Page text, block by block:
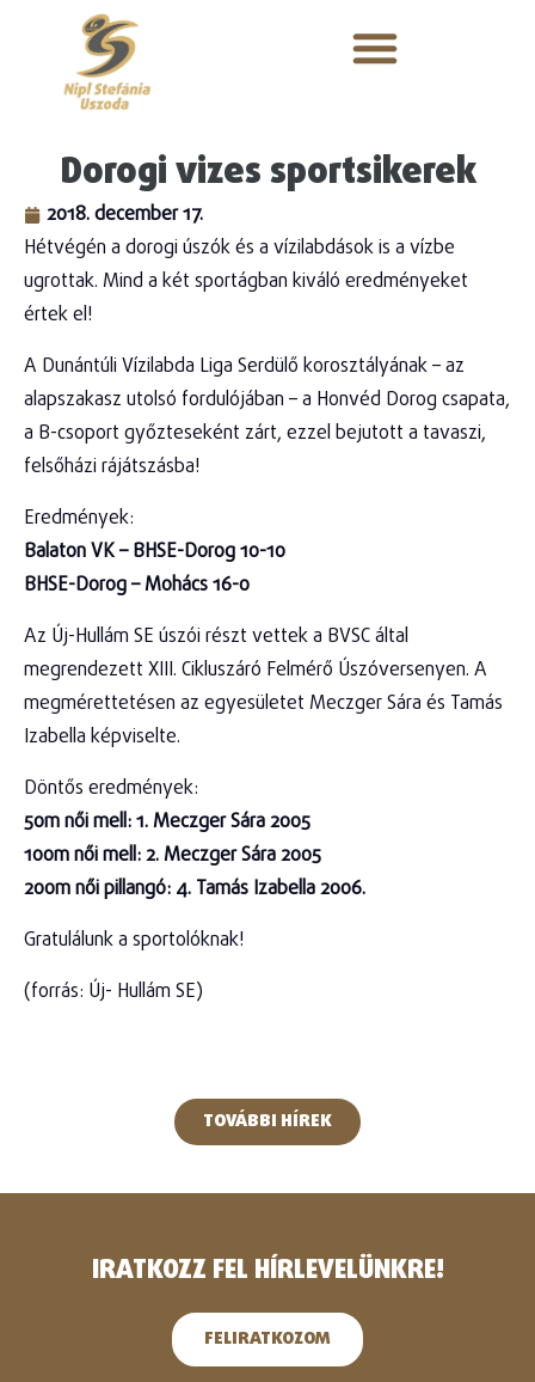
Dorogi vizes sportsikerek
2018. december 17.
Hétvégén a dorogi úszók és a vízilabdások is a vízbe
ugrottak. Mind a két sportágban kiváló eredményeket
értek el!
A Dunántúli Vízilabda Liga Serdülő korosztályának – az
alapszakasz utolsó fordulójában – a Honvéd Dorog csapata,
a B-csoport győzteseként zárt, ezzel bejutott a tavaszi,
felsőházi rájátszásba!
Eredmények:
Balaton VK – BHSE-Dorog 10-10
BHSE-Dorog – Mohács 16-0
Az Új-Hullám SE úszói részt vettek a BVSC által
megrendezett XIII. Cikluszáró Felmérő Úszóversenyen. A
megmérettetésen az egyesületet Meczger Sára és Tamás
Izabella képviselte.
Döntős eredmények:
50m női mell: 1. Meczger Sára 2005
100m női mell: 2. Meczger Sára 2005
200m női pillangó: 4. Tamás Izabella 2006.
Gratulálunk a sportolóknak!
(forrás: Új- Hullám SE)
TOVÁBBI HÍREK
IRATKOZZ FEL HÍRLEVELÜNKRE!
FELIRATKOZOM